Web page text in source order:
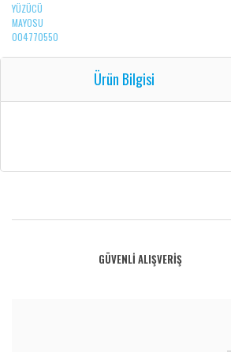
Ürün Bilgisi
Görüş ve önerileriniz için teşekkür ederiz.
Ürün resmi kalitesiz, bozuk veya görüntülenemiyor.
GÜVENLİ ALIŞVERİŞ